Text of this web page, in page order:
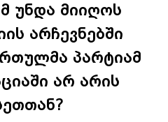
უნდა მიიღოს
არჩევნებში
პარტიამ
არ არის